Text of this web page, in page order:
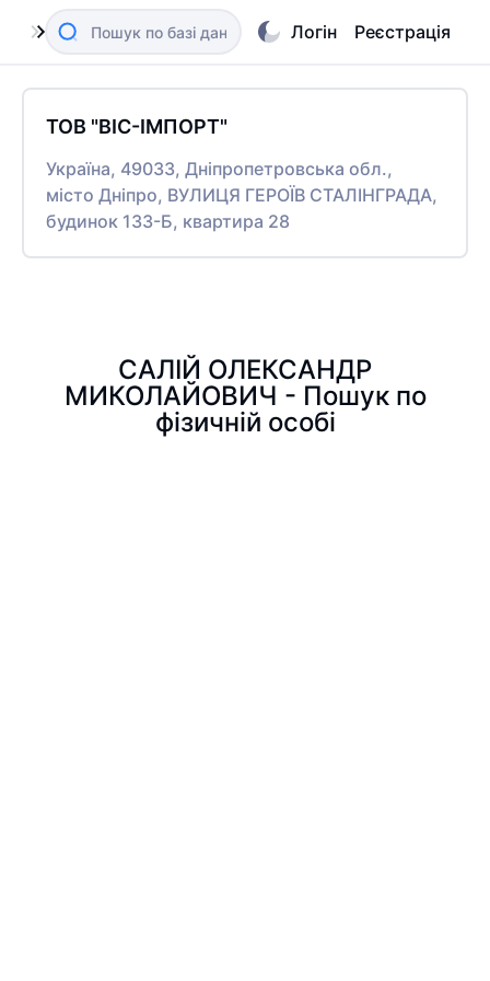
Логін Реєстрація
ТОВ "ВІС-ІМПОРТ"
Україна, 49033, Дніпропетровська обл.,
місто Дніпро, ВУЛИЦЯ ГЕРОЇВ СТАЛІНГРАДА,
будинок 133-Б, квартира 28
САЛІЙ ОЛЕКСАНДР
МИКОЛАЙОВИЧ - Пошук по
фізичній особі